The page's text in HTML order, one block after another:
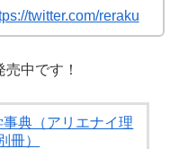
twitter.com/reraku
売中です！
典（アリエナイ理
冊）